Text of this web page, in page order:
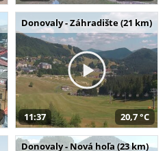
Donovaly - Záhradište (21 km)
11:37 20,7 °C
Donovaly - Nová hoľa (23 km)